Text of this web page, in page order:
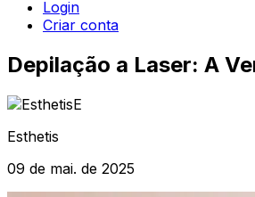
Login
Criar conta
Depilação a Laser: A
E
Esthetis
09 de mai. de 2025